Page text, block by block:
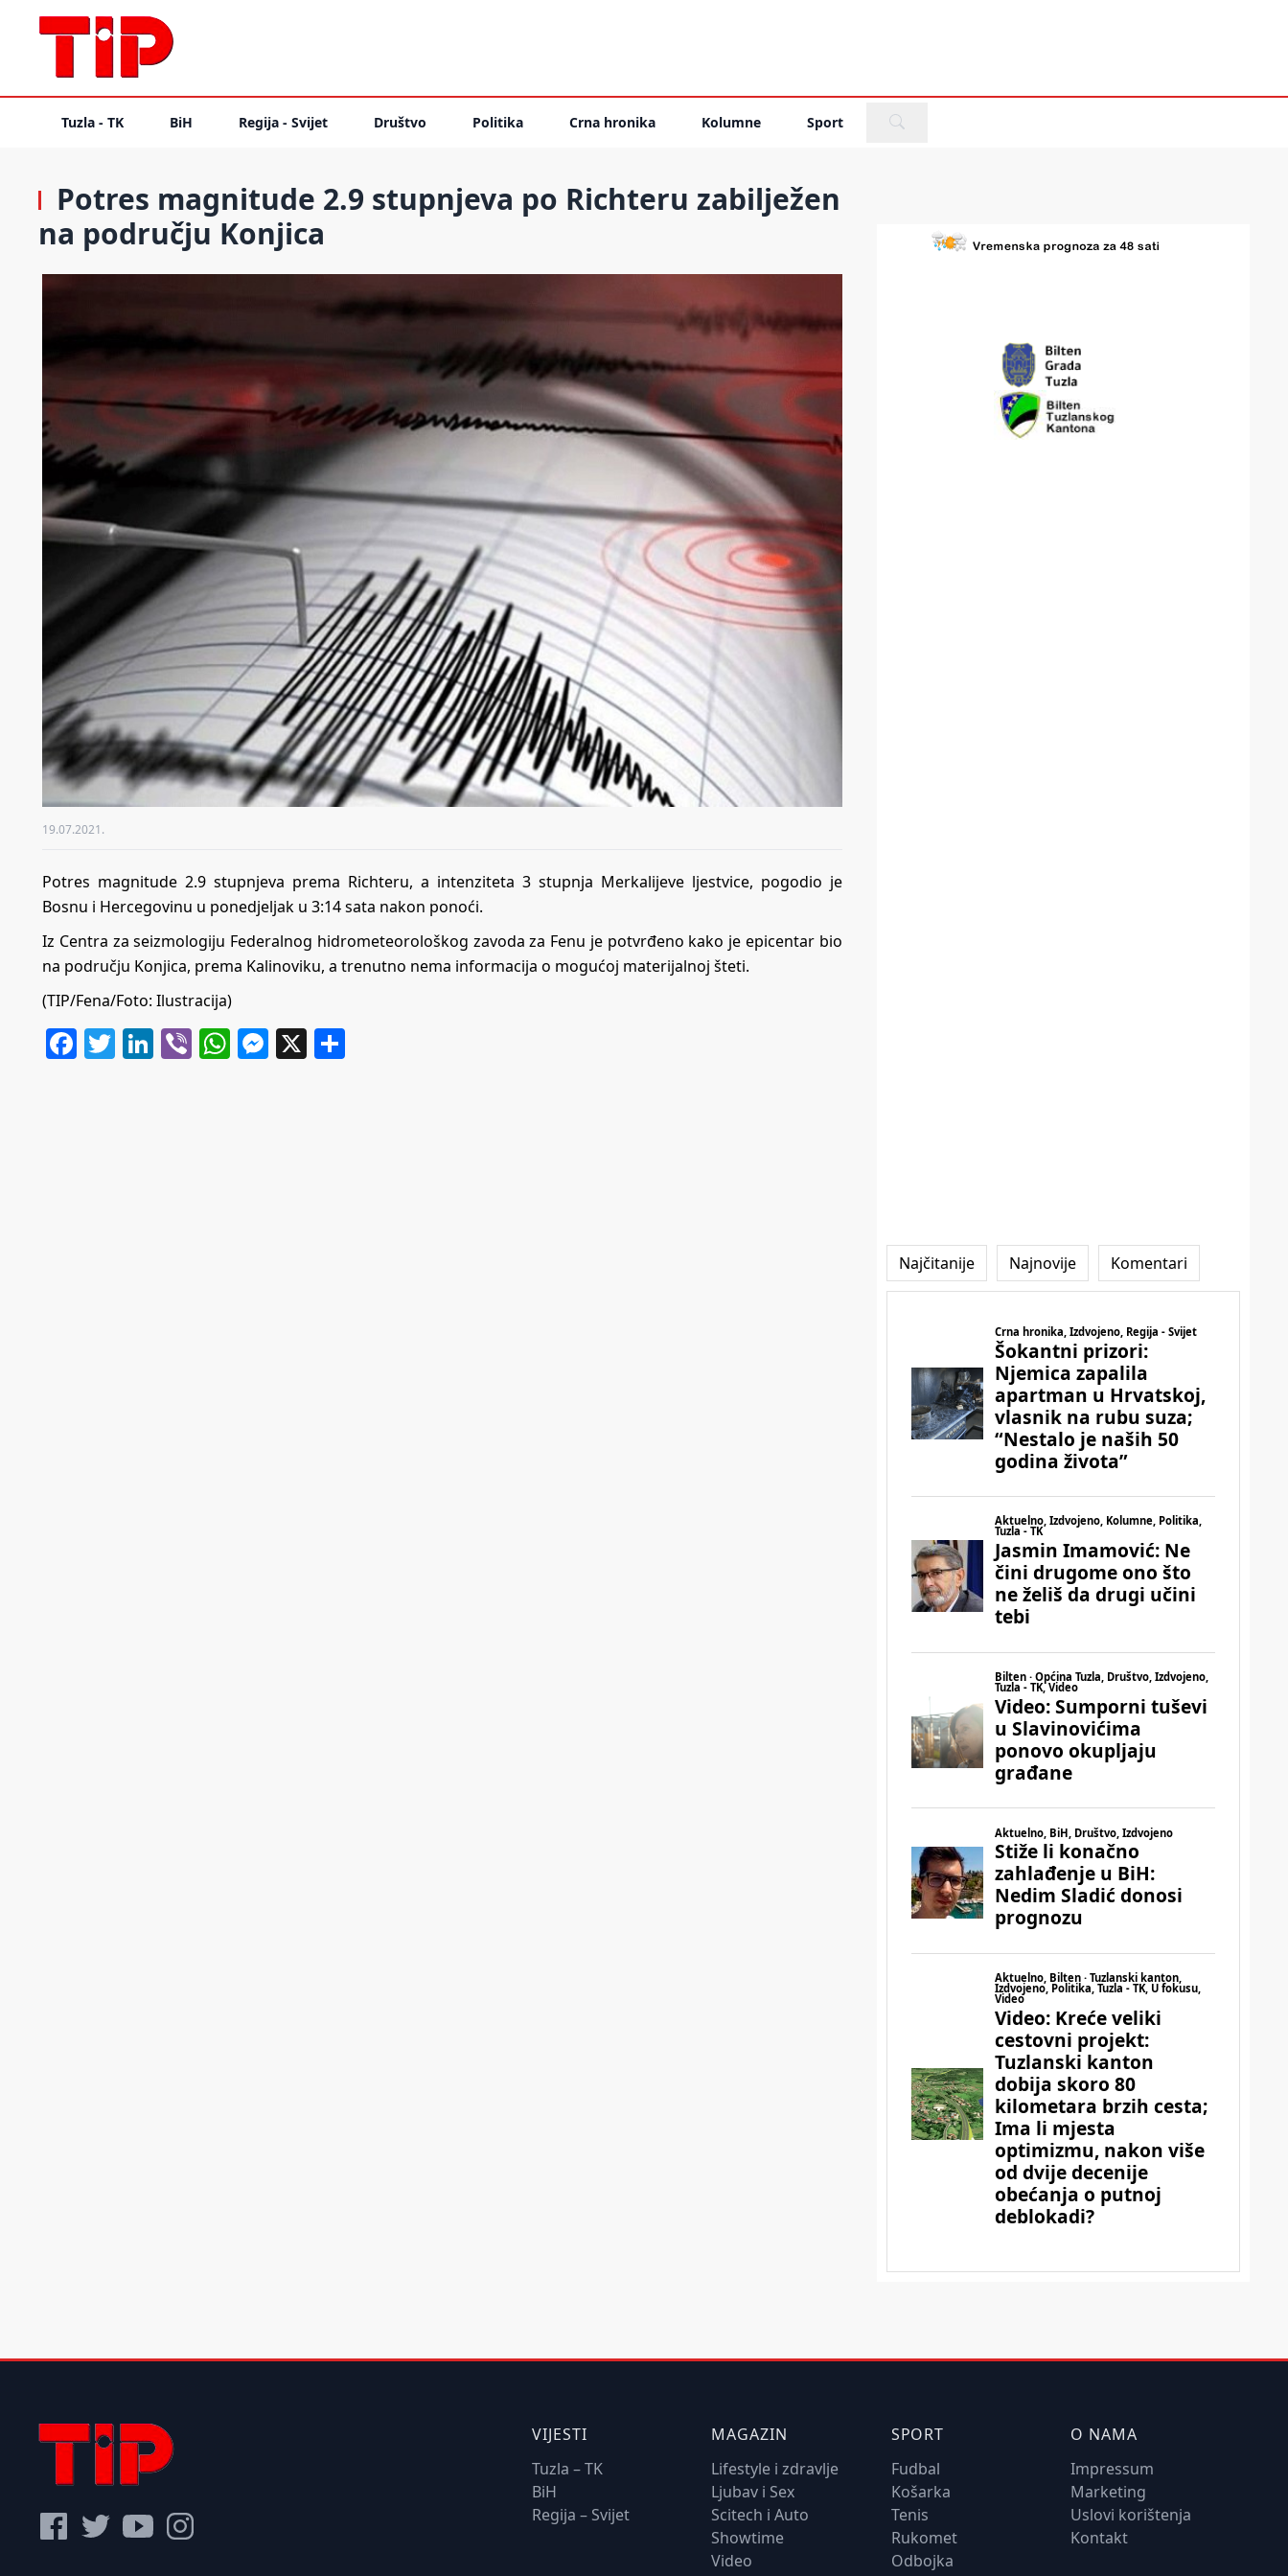
Tuzla - TK BiH Regija - Svijet Društvo Politika Crna hronika Kolumne Sport
Potres magnitude 2.9 stupnjeva po Richteru zabilježen
na području Konjica
19.07.2021.
Potres magnitude 2.9 stupnjeva prema Richteru, a intenziteta 3 stupnja Merkalijeve ljestvice, pogodio je
Bosnu i Hercegovinu u ponedjeljak u 3:14 sata nakon ponoći.
Iz Centra za seizmologiju Federalnog hidrometeorološkog zavoda za Fenu je potvrđeno kako je epicentar bio
na području Konjica, prema Kalinoviku, a trenutno nema informacija o mogućoj materijalnoj šteti.
(TIP/Fena/Foto: Ilustracija)
Facebook
Twitter
LinkedIn
ViberWhatsApp
Messenger
X
Najčitanije Najnovije Komentari
VIJESTI
Tuzla – TK
BiH
Regija – Svijet
MAGAZIN
Lifestyle i zdravlje
Ljubav i Sex
Scitech i Auto
Showtime
Video
SPORT
Fudbal
Košarka
Tenis
Rukomet
Odbojka
O NAMA
Impressum
Marketing
Uslovi korištenja
Kontakt